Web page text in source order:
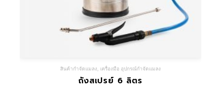
สินค้ากำจัดแมลง เครื่องมือ อุปกรณ์กำจัดแมลง
ถังสเปรย์ 6 ลิตร